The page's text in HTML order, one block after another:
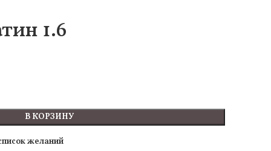
1.6
В КОРЗИНУ
желаний